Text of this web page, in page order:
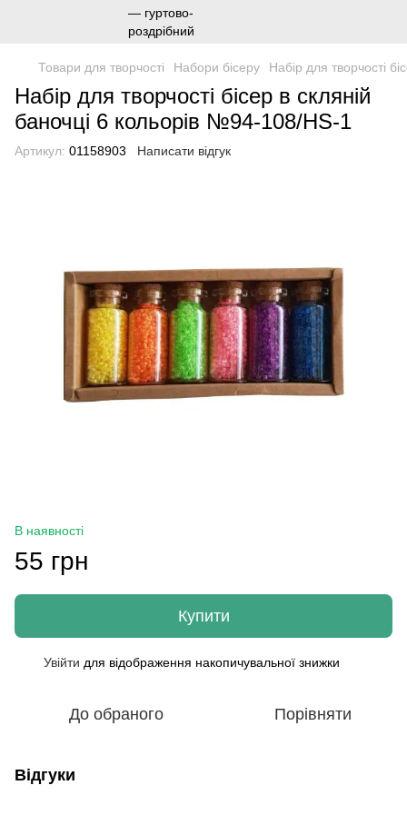
Товари для творчості Набори бісеру Набір для творчості
Набір для творчості бісер в скляній
баночці 6 кольорів №94-108/HS-1
Артикул: 01158903 Написати відгук
В наявності
55 грн
Купити
Увійти для відображення накопичувальної знижки
До обраного Порівняти
Відгуки